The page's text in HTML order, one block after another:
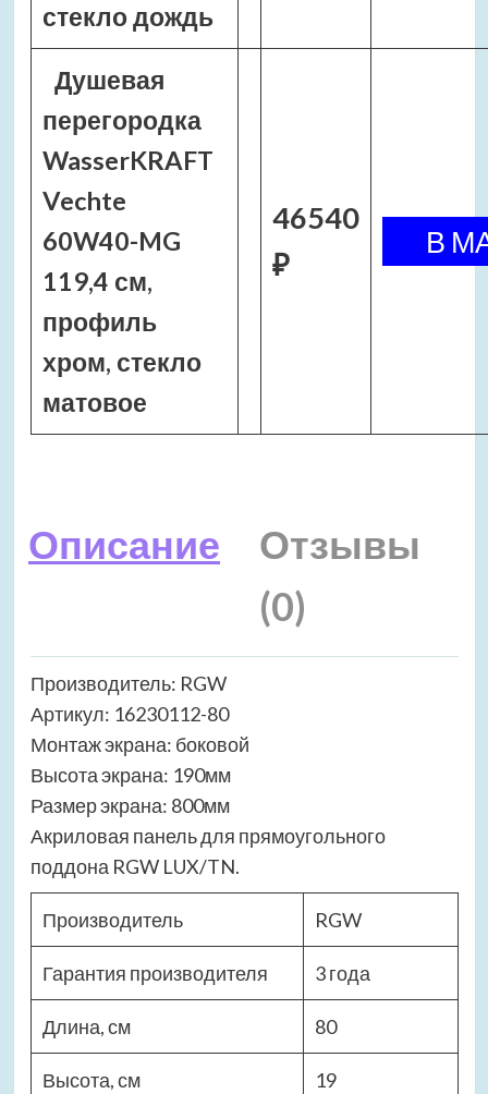
стекло дождь
Душевая
перегородка
WasserKRAFT
Vechte
60W40-MG
119,4 см,
профиль
хром, стекло
матовое
46540
₽
Описание
Отзывы
(0)
Производитель: RGW
Артикул: 16230112-80
Монтаж экрана: боковой
Высота экрана: 190мм
Размер экрана: 800мм
Акриловая панель для прямоугольного
поддона RGW LUX/TN.
Производитель RGW
Гарантия производителя 3 года
Длина, см 80
Высота, см 19